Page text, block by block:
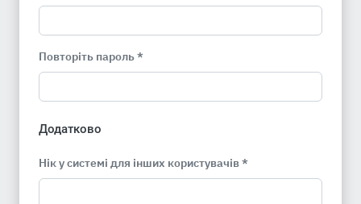
Повторіть пароль *
Додатково
Нік у системі для інших користувачів *